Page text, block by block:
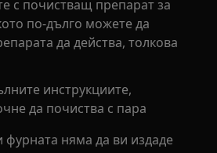
с почистващ препарат за
по-дълго можете да
да действа, толкова
инструкциите,
да почиства с пара
фурната няма да ви издаде